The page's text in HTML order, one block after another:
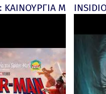
ΚΑΙΝΟΥΡΓΙΑ ΜΕΡΑ